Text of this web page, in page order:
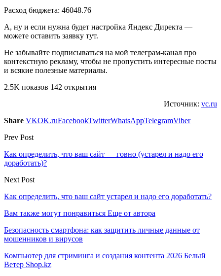
Расход бюджета: 46048.76
А, ну и если нужна будет настройка Яндекс Директа —
можете оставить заявку тут.
Не забывайте подписываться на мой телеграм-канал про
контекстную рекламу, чтобы не пропустить интересные посты
и всякие полезные материалы.
2.5K показов 142 открытия
Источник: vc.ru
Share VKOK.ruFacebookTwitterWhatsAppTelegramViber
Prev Post
Как определить, что ваш сайт — говно (устарел и надо его
доработать)?
Next Post
Как определить, что ваш сайт устарел и надо его доработать?
Вам также могут понравиться Еще от автора
Безопасность смартфона: как защитить личные данные от
мошенников и вирусов
Компьютер для стриминга и создания контента 2026 Белый
Ветер Shop.kz